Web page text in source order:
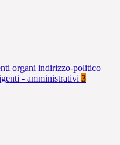
organi indirizzo-politico
- amministrativi 3